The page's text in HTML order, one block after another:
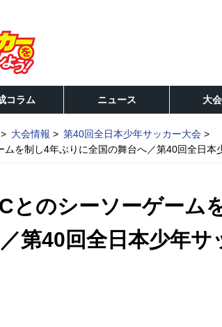
コラム ニュース 大
大会情報
第40回全日本少年サッカー大会
を制し4年ぶりに全国の舞台へ／第40回全日本
とのシーソーゲーム
第40回全日本少年サ